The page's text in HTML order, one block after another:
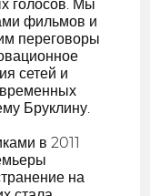
голосов. Мы
фильмов и
переговоры
сетей и
Бруклину.
в 2011
на